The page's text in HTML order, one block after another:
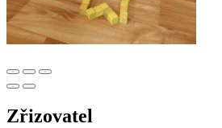
Zřizovatel